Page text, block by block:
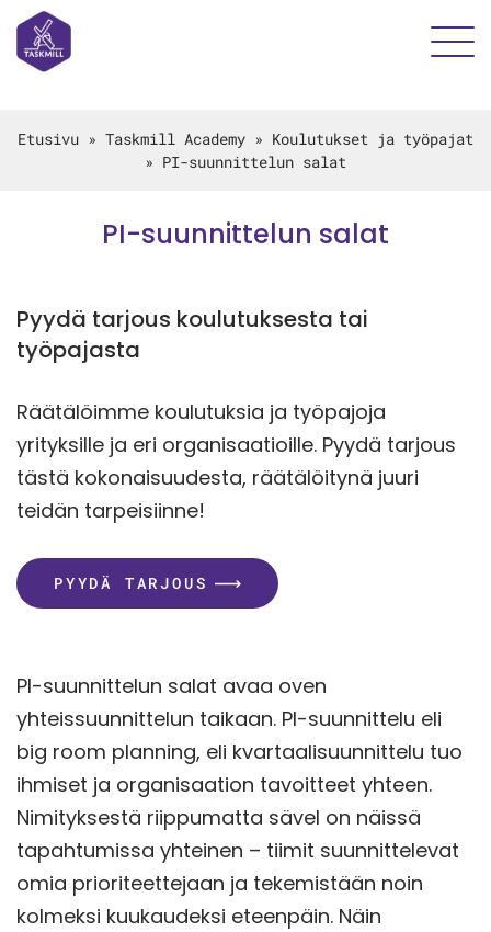
Etusivu » Taskmill Academy » Koulutukset ja työpajat
» PI-suunnittelun salat
PI-suunnittelun salat
Pyydä tarjous koulutuksesta tai
työpajasta
Räätälöimme koulutuksia ja työpajoja
yrityksille ja eri organisaatioille. Pyydä tarjous
tästä kokonaisuudesta, räätälöitynä juuri
teidän tarpeisiinne!
PYYDÄ TARJOUS
PI-suunnittelun salat avaa oven
yhteissuunnittelun taikaan. PI-suunnittelu eli
big room planning, eli kvartaalisuunnittelu tuo
ihmiset ja organisaation tavoitteet yhteen.
Nimityksestä riippumatta sävel on näissä
tapahtumissa yhteinen – tiimit suunnittelevat
omia prioriteettejaan ja tekemistään noin
kolmeksi kuukaudeksi eteenpäin. Näin